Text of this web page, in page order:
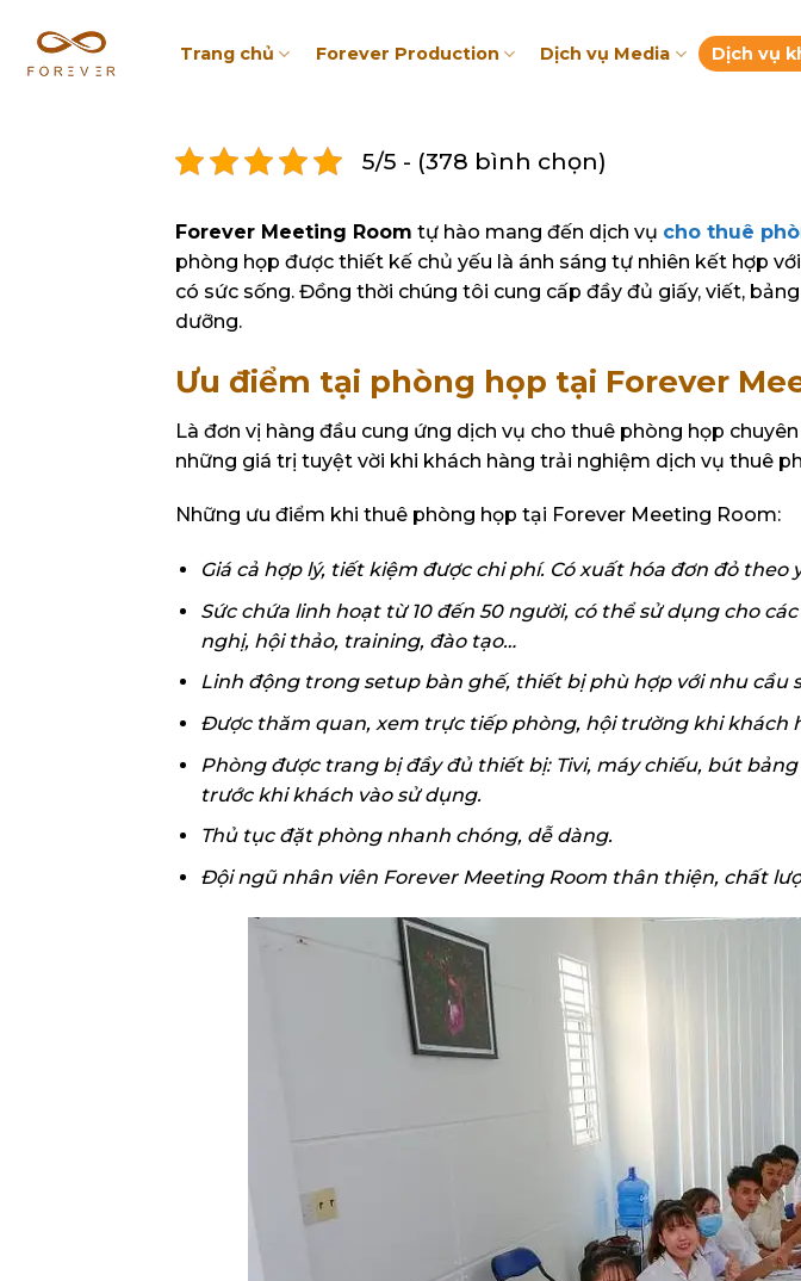
Trang chủ Forever Production Dịch vụ Media Dịch vụ
5/5 - (378 bình chọn)
Forever Meeting Room tự hào mang đến dịch vụ cho thuê
phòng họp được thiết kế chủ yếu là ánh sáng tự nhiên kết hợp
có sức sống. Đồng thời chúng tôi cung cấp đầy đủ giấy, viết,
dưỡng.
Ưu điểm tại phòng họp tại Forever
Là đơn vị hàng đầu cung ứng dịch vụ cho thuê phòng họp
những giá trị tuyệt vời khi khách hàng trải nghiệm dịch vụ thuê
Những ưu điểm khi thuê phòng họp tại Forever Meeting Room:
Giá cả hợp lý, tiết kiệm được chi phí. Có xuất hóa đơn đỏ theo
Sức chứa linh hoạt từ 10 đến 50 người, có thể sử dụng cho
nghị, hội thảo, training, đào tạo…
Linh động trong setup bàn ghế, thiết bị phù hợp với nhu cầu
Được thăm quan, xem trực tiếp phòng, hội trường khi khách
Phòng được trang bị đầy đủ thiết bị: Tivi, máy chiếu, bút
trước khi khách vào sử dụng.
Thủ tục đặt phòng nhanh chóng, dễ dàng.
Đội ngũ nhân viên Forever Meeting Room thân thiện, chất